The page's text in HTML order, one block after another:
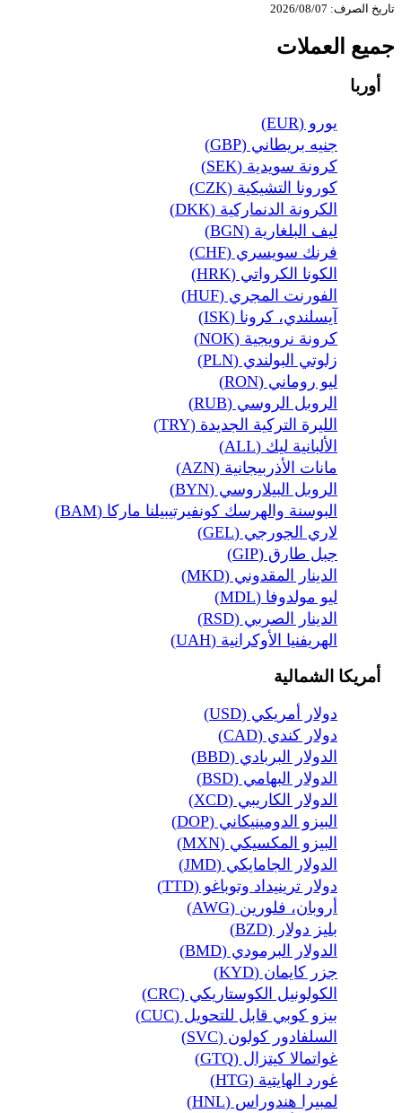
تاريخ الصرف: 07‏/08‏/2026
جميع العملات
أوربا
يورو (EUR)
جنيه بريطاني (GBP)
كرونة سويدية (SEK)
كورونا التشيكية (CZK)
الكرونة الدنماركية (DKK)
ليف البلغارية (BGN)
فرنك سويسري (CHF)
الكونا الكرواتي (HRK)
الفورنت المجري (HUF)
آيسلندي، كرونا (ISK)
كرونة نرويجية (NOK)
زلوتي البولندي (PLN)
ليو روماني (RON)
الروبل الروسي (RUB)
الليرة التركية الجديدة (TRY)
الألبانية ليك (ALL)
مانات الأذربيجانية (AZN)
الروبل البيلاروسي (BYN)
البوسنة والهرسك كونفيرتيبيلنا ماركا (BAM)
لاري الجورجي (GEL)
جبل طارق (GIP)
الدينار المقدوني (MKD)
ليو مولدوفا (MDL)
الدينار الصربي (RSD)
الهريفنيا الأوكرانية (UAH)
أمريكا الشمالية
دولار أمريكي (USD)
دولار كندي (CAD)
الدولار البربادي (BBD)
الدولار البهامي (BSD)
الدولار الكاريبي (XCD)
البيزو الدومينيكاني (DOP)
البيزو المكسيكي (MXN)
الدولار الجامايكي (JMD)
دولار ترينيداد وتوباغو (TTD)
أروبان، فلورين (AWG)
بليز دولار (BZD)
الدولار البرمودي (BMD)
جزر كايمان (KYD)
الكولونيل الكوستاريكي (CRC)
بيزو كوبي قابل للتحويل (CUC)
السلفادور كولون (SVC)
غواتمالا كيتزال (GTQ)
غورد الهايتية (HTG)
لمبيرا هندوراس (HNL)